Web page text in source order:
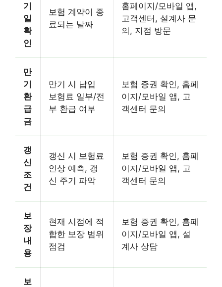
기
일
확
인
보험 계약이 종
료되는 날짜
홈페이지/모바일 앱,
고객센터, 설계사 문
의, 지점 방문
만
기
환
급
금
만기 시 납입
보험료 일부/전
부 환급 여부
보험 증권 확인, 홈페
이지/모바일 앱, 고
객센터 문의
갱
신
조
건
갱신 시 보험료
인상 예측, 갱
신 주기 파악
보험 증권 확인, 홈페
이지/모바일 앱, 고
객센터 문의
보
장
내
용
현재 시점에 적
합한 보장 범위
점검
보험 증권 확인, 홈페
이지/모바일 앱, 설
계사 상담
보